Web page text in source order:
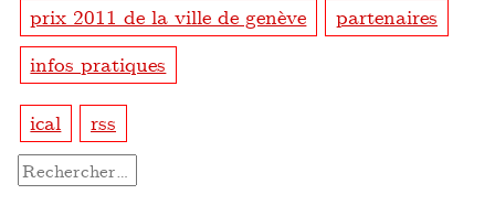
prix 2011 de la ville de genève
partenaires
infos pratiques
ical rss
Rechercher :